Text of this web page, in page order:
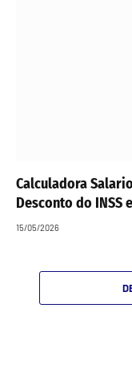
Calculadora
Desconto do INSS
15/05/2026